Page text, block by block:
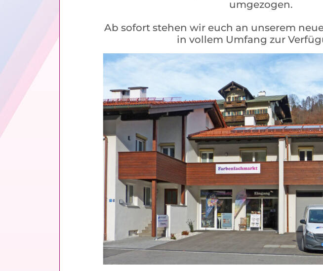
umgezogen.
Ab sofort stehen wir euch an unserem
in vollem Umfang zur